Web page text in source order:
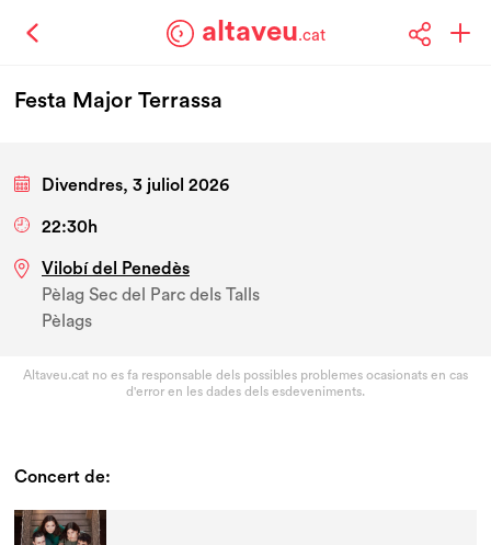
altaveu.cat
Festa Major Terrassa
Divendres, 3 juliol 2026
22:30h
Vilobí del Penedès
Pèlag Sec del Parc dels Talls
Pèlags
Altaveu.cat no es fa responsable dels possibles problemes ocasionats en cas
d'error en les dades dels esdeveniments.
Concert de: